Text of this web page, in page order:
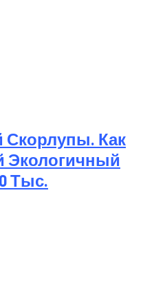
Скорлупы. Как
Экологичный
Тыс.